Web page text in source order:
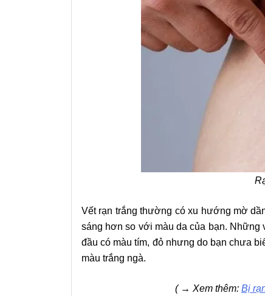
Vết rạn trắng thường có xu hướng mờ
sáng hơn so với màu da của bạn.
đầu có màu tím, đỏ nhưng do bạn chưa
màu trắng ngà.
( → Xem thêm: Bị